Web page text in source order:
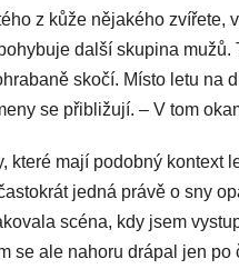
z kůže nějakého zvířete,
další skupina
skočí. Místo letu na
se přibližují. – V tom
které mají podobný kontext
jedná právě o sny
scéna, kdy jsem
se ale nahoru drápal jen